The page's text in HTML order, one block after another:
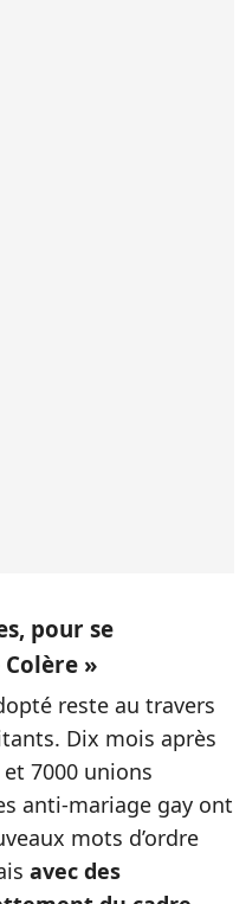
pour se
»
reste au travers
Dix mois après
7000 unions
anti-mariage gay ont
mots d’ordre
avec des